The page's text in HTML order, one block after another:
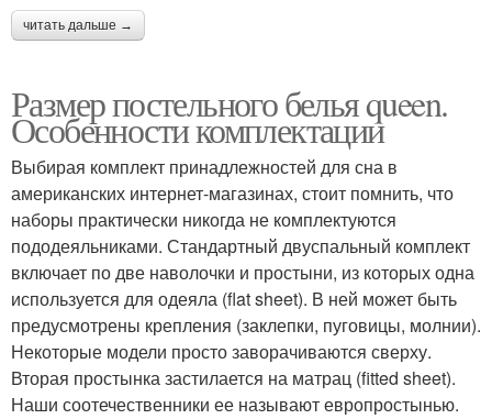
читать дальше →
Размер постельного белья queen.
Особенности комплектации
Выбирая комплект принадлежностей для сна в
американских интернет-магазинах, стоит помнить, что
наборы практически никогда не комплектуются
пододеяльниками. Стандартный двуспальный комплект
включает по две наволочки и простыни, из которых одна
используется для одеяла (flat sheet). В ней может быть
предусмотрены крепления (заклепки, пуговицы, молнии).
Некоторые модели просто заворачиваются сверху.
Вторая простынка застилается на матрац (fitted sheet).
Наши соотечественники ее называют европростынью.